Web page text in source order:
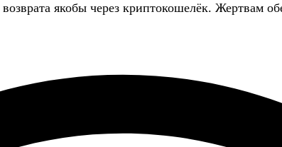
якобы через криптокошелёк.